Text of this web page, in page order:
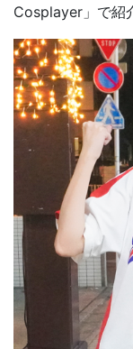
Cosplayer」で紹